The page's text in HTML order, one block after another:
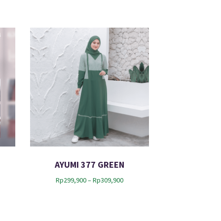
AYUMI 377 GREEN
Rp299,900–Rp309,900P